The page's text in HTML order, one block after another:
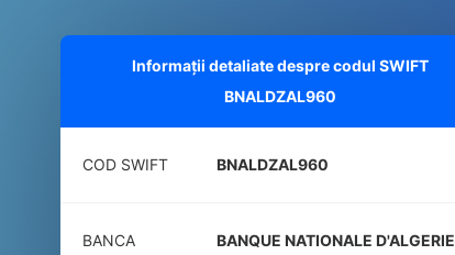
Informații detaliate despre codul SWIFT
BNALDZAL960
COD SWIFT BNALDZAL960
BANCA BANQUE NATIONALE D'ALGERIE